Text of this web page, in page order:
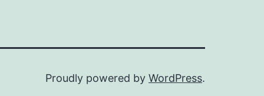
Proudly powered by WordPress.